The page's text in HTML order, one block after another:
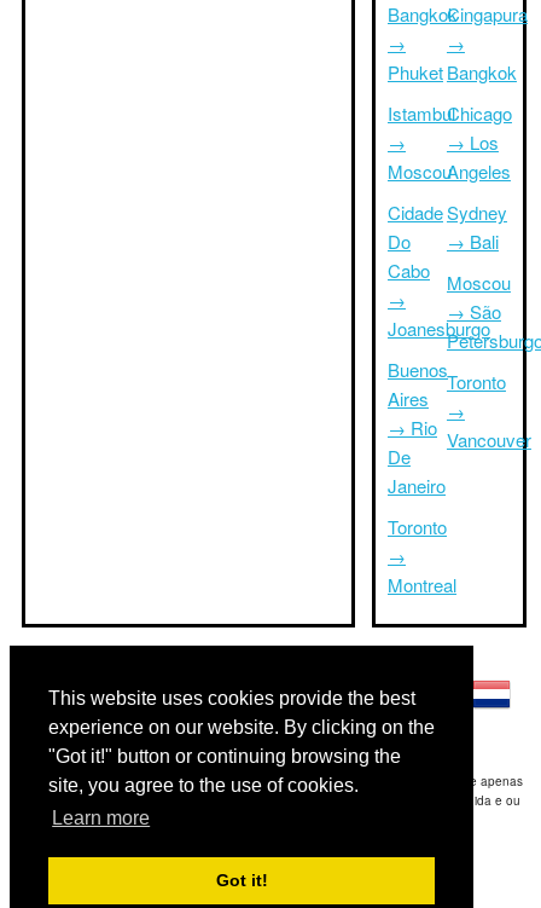
This website uses cookies provide the best
experience on our website. By clicking on the
"Got it!" button or continuing browsing the
site, you agree to the use of cookies.
Learn more
Got it!
Bangkok
→
Phuket
Istambul
→
Moscou
Cidade
Do
Cabo
→
Joanesburgo
Buenos
Aires
→ Rio
De
Janeiro
Toronto
→
Montreal
Cingapura
→
Bangkok
Chicago
→ Los
Angeles
Sydney
→ Bali
Moscou
→ São
Toronto
→
Vancouver
Disclaimer: As informações apresentadas neste site é a nossa melhor estimativa e apenas
para sua referência.Triptimeto.com não se responsabiliza por qualquer atraso de ida e ou
consequentes danos / resultou das informações fornecidas.
Copyright 2015-2026
Contact Usfor feedback.